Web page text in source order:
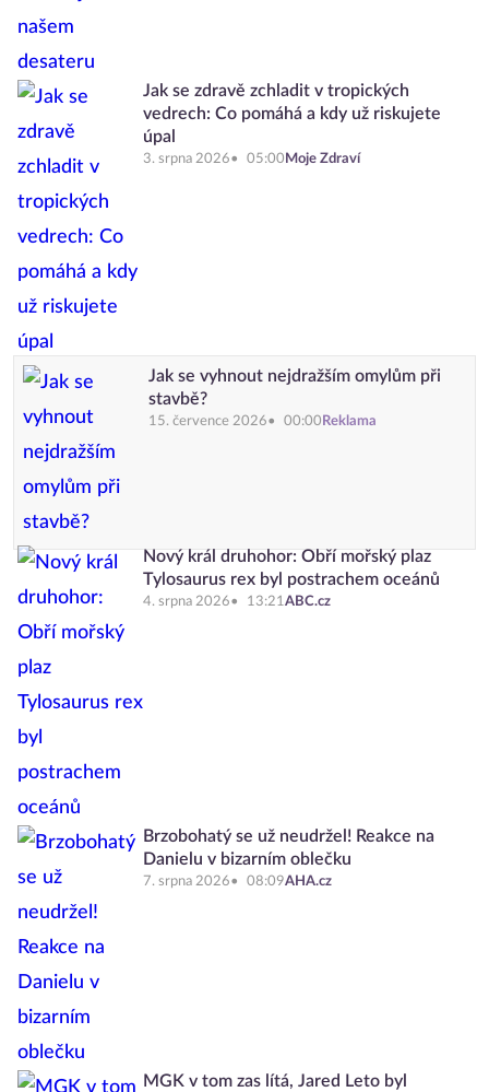
Jak se zdravě zchladit v tropických
vedrech: Co pomáhá a kdy už riskujete
úpal
3. srpna 2026 05:00 Moje Zdraví
Jak se vyhnout nejdražším omylům při
stavbě?
15. července 2026 00:00 Reklama
Nový král druhohor: Obří mořský plaz
Tylosaurus rex byl postrachem oceánů
4. srpna 2026 13:21ABC.cz
Brzobohatý se už neudržel! Reakce na
Danielu v bizarním oblečku
7. srpna 2026 08:09AHA.cz
MGK v tom zas lítá, Jared Leto byl